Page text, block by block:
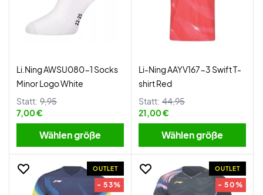
Li.Ning AWSU080-1 Socks
Minor Logo White
Statt: 9,95
7,00 €
Wählen größe
Li-Ning AAYV167-3 Swift T-
shirt Red
Statt: 44,95
21,00 €
Wählen größe
OUTLET
- 53%
OUTLET
- 50%